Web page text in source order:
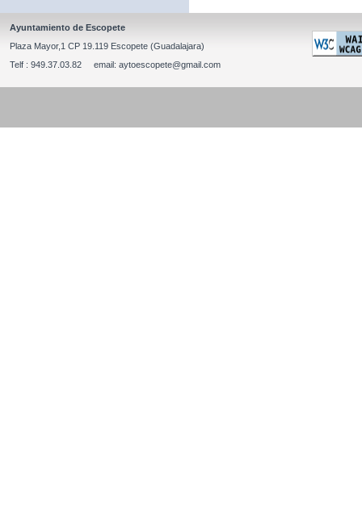
Ayuntamiento de Escopete
Plaza Mayor,1 CP 19.119 Escopete (Guadalajara)
Telf : 949.37.03.82 email: aytoescopete@gmail.com